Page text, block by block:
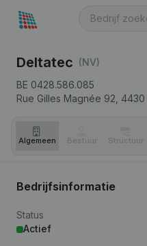
Deltatec (NV)
BE 0428.586.085
Rue Gilles Magnée 92, 4430
Algemeen Bestuur Structuur
Bedrijfsinformatie
Status
Actief